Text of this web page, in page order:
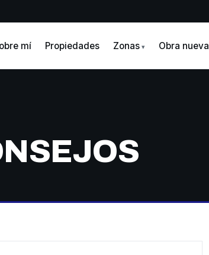
mí Propiedades Zonas Obra nueva